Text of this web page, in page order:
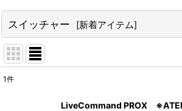
スイッチャー [新着アイテム]
1件
LiveCommand PROX